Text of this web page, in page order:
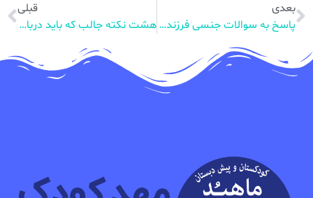
بعدی
پاسخ به سوالات جنسی فرزندان، رسالت اولیا
قبلی
هشت نکته جالب که باید درباره خردسالان بدانید.